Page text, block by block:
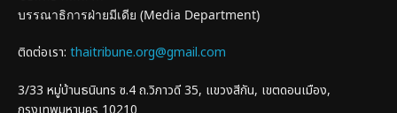
บรรณาธิการฝ่ายมีเดีย (Media Department)
ติดต่อเรา: thaitribune.org@gmail.com
3/33 หมู่บ้านธนินทร ซ.4 ถ.วิภาวดี 35, แขวงสีกัน, เขตดอนเมือง,